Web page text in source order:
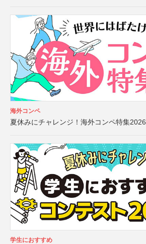
海外コンペ
夏休みにチャレンジ！海外コンペ特集2026
学生におすすめ